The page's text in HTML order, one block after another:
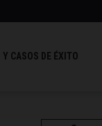
Y CASOS DE ÉXITO